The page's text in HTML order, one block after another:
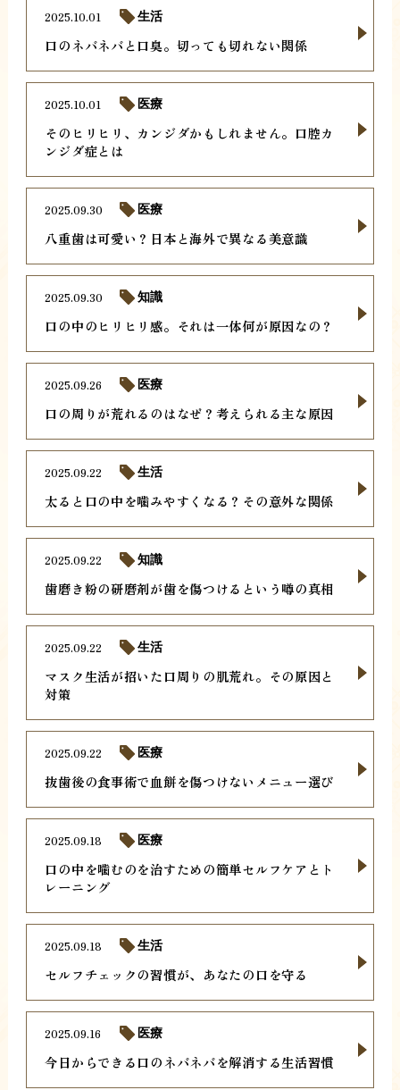
口のネバネバと口臭。切っても切れない関係
2025.10.01 生活
そのヒリヒリ、カンジダかもしれません。口腔カ
ンジダ症とは
2025.10.01 医療
八重歯は可愛い？日本と海外で異なる美意識
2025.09.30 医療
口の中のヒリヒリ感。それは一体何が原因なの？
2025.09.30 知識
口の周りが荒れるのはなぜ？考えられる主な原因
2025.09.26 医療
太ると口の中を噛みやすくなる？その意外な関係
2025.09.22 生活
歯磨き粉の研磨剤が歯を傷つけるという噂の真相
2025.09.22 知識
マスク生活が招いた口周りの肌荒れ。その原因と
対策
2025.09.22 生活
抜歯後の食事術で血餅を傷つけないメニュー選び
2025.09.22 医療
口の中を噛むのを治すための簡単セルフケアとト
レーニング
2025.09.18 医療
セルフチェックの習慣が、あなたの口を守る
2025.09.18 生活
今日からできる口のネバネバを解消する生活習慣
2025.09.16 医療